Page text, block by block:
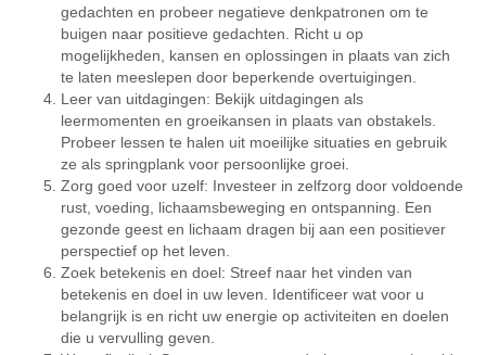
gedachten en probeer negatieve denkpatronen om te
buigen naar positieve gedachten. Richt u op
mogelijkheden, kansen en oplossingen in plaats van zich
te laten meeslepen door beperkende overtuigingen.
Leer van uitdagingen: Bekijk uitdagingen als
leermomenten en groeikansen in plaats van obstakels.
Probeer lessen te halen uit moeilijke situaties en gebruik
ze als springplank voor persoonlijke groei.
Zorg goed voor uzelf: Investeer in zelfzorg door voldoende
rust, voeding, lichaamsbeweging en ontspanning. Een
gezonde geest en lichaam dragen bij aan een positiever
perspectief op het leven.
Zoek betekenis en doel: Streef naar het vinden van
betekenis en doel in uw leven. Identificeer wat voor u
belangrijk is en richt uw energie op activiteiten en doelen
die u vervulling geven.